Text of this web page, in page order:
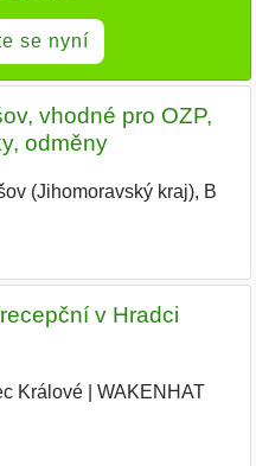
se nyní
vhodné pro OZP,
odměny
(Jihomoravský kraj), B
v Hradci
Králové|
WAKENHAT